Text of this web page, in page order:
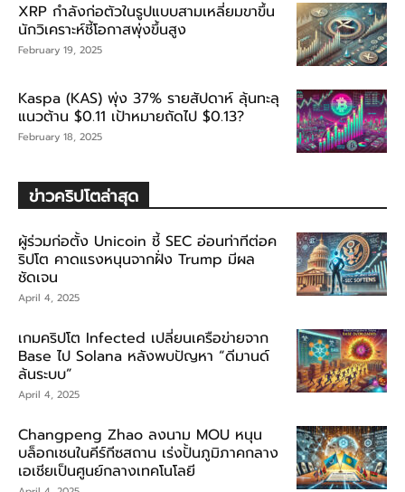
XRP กำลังก่อตัวในรูปแบบสามเหลี่ยมขาขึ้น
นักวิเคราะห์ชี้โอกาสพุ่งขึ้นสูง
February 19, 2025
Kaspa (KAS) พุ่ง 37% รายสัปดาห์ ลุ้นทะลุ
แนวต้าน $0.11 เป้าหมายถัดไป $0.13?
February 18, 2025
ข่าวคริปโตล่าสุด
ผู้ร่วมก่อตั้ง Unicoin ชี้ SEC อ่อนท่าทีต่อค
ริปโต คาดแรงหนุนจากฝั่ง Trump มีผล
ชัดเจน
April 4, 2025
เกมคริปโต Infected เปลี่ยนเครือข่ายจาก
Base ไป Solana หลังพบปัญหา “ดีมานด์
ล้นระบบ”
April 4, 2025
Changpeng Zhao ลงนาม MOU หนุน
บล็อกเชนในคีร์กีซสถาน เร่งปั้นภูมิภาคกลาง
เอเชียเป็นศูนย์กลางเทคโนโลยี